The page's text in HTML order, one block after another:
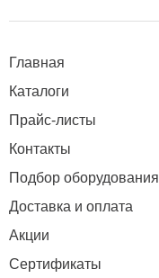
Главная
Каталоги
Прайс-листы
Контакты
Подбор оборудования
Доставка и оплата
Акции
Сертификаты